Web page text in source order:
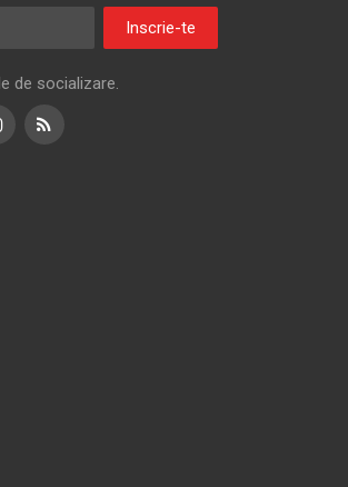
Inscrie-te
de socializare.
RSS